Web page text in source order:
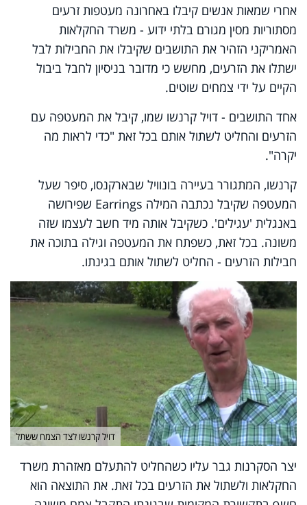
אחרי שמאות אנשים קיבלו באחרונה מעטפות זרעים
מסתוריות מסין מגורם בלתי ידוע - משרד החקלאות
האמריקני הזהיר את התושבים שקיבלו את החבילות לבל
ישתלו את הזרעים, מחשש כי מדובר בניסיון לחבל ביבול
הקיים על ידי צמחים שוטים.
אחד התושבים - דויל קרנשו שמו, קיבל את המעטפה עם
הזרעים והחליט לשתול אותם בכל זאת "כדי לראות מה
יקרה".
קרנשו, המתגורר בעיירה בונוויל שבארקנסו, סיפר שעל
המעטפה שקיבל נכתבה המילה Earrings שפירושה
באנגלית 'עגילים'. כשקיבל אותה מיד חשב לעצמו שזה
משונה. בכל זאת, כשפתח את המעטפה וגילה בתוכה את
חבילות הזרעים - החליט לשתול אותם בגינתו.
דויל קרנשו לצד הצמח ששתל
יצר הסקרנות גבר עליו כשהחליט להתעלם מאזהרת משרד
החקלאות ולשתול את הזרעים בכל זאת. את התוצאה הוא